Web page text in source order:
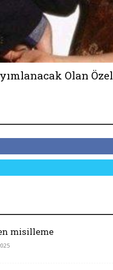
Olan
misilleme